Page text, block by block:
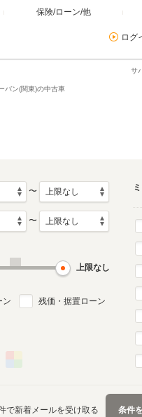
保険/ローン/他
ログ
サ
バン(関東)の中古車
〜
〜
上限なし
ン 残価・据置ローン
で新着メールを受け取る 条件